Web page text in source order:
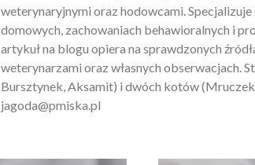
weterynaryjnymi oraz hodowcami.
domowych, zachowaniach behawioralnych i
artykuł na blogu opiera na sprawdzonych
weterynarzami oraz własnych obserwacjach.
Bursztynek, Aksamit) i dwóch kotów
jagoda@pmiska.pl